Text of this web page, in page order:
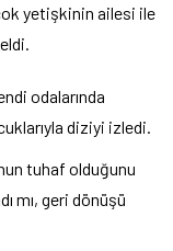
yetişkinin ailesi ile
odalarında
diziyi izledi.
tuhaf olduğunu
mı, geri dönüşü